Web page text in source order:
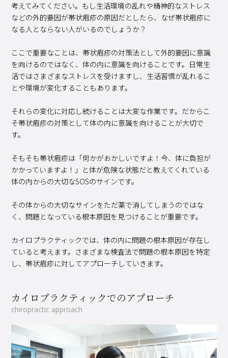
考えてみてください。もし生活環境の乱れや精神的なストレス
などの外的要因が帯状疱疹の原因だとしたら、なぜ帯状疱疹に
なる人とならない人がいるのでしょうか？
ここで重要なことは、帯状疱疹の対策法として外的要因に意識
を向けるのではなく、体の内に意識を向けることです。日常生
活ではさまざまなストレスを受けますし、生活習慣が乱れるこ
とや環境が変化することもあります。
それらの変化に対応し続けることは大変な作業です。だからこ
そ帯状疱疹の対策として体の内に意識を向けることが大切で
す。
そもそも帯状疱疹は「何かがおかしいですよ！今、体に負担が
かかっていますよ！」と体が危険な状態だと教えてくれている
体の内からの大切なSOSのサインです。
その体からの大切なサインをただ薬で消してしまうのではな
く、問題となっている根本原因を見つけることが重要です。
カイロプラクティックでは、体の内に問題の根本原因が存在し
ていると考えます。さまざまな検査法で問題の根本原因を特定
し、帯状疱疹に対してアプローチしていきます。
カイロプラクティックでのアプローチ
chiropractic approach